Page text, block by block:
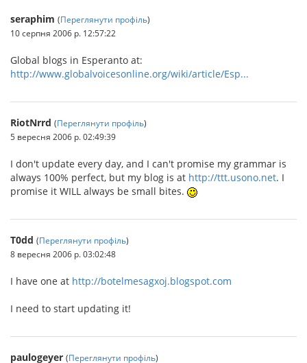
seraphim (Переглянути профіль)
10 серпня 2006 р. 12:57:22
Global blogs in Esperanto at:
http://www.globalvoicesonline.org/wiki/article/Esp...
RiotNrrd (Переглянути профіль)
5 вересня 2006 р. 02:49:39
I don't update every day, and I can't promise my grammar is
always 100% perfect, but my blog is at http://ttt.usono.net. I
promise it WILL always be small bites.
T0dd (Переглянути профіль)
8 вересня 2006 р. 03:02:48
I have one at http://botelmesagxoj.blogspot.com
I need to start updating it!
paulogeyer (Переглянути профіль)